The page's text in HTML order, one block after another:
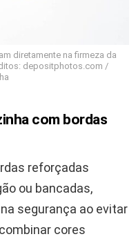
diretamente na firmeza da
depositphotos.com /
com bordas
reforçadas
ou bancadas,
segurança ao evitar
cores